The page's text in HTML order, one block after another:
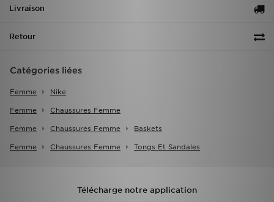
Livraison
Retour
Catégories liées
Femme Nike
Femme Chaussures Femme
Femme Chaussures Femme Baskets
Femme Chaussures Femme Tongs Et Sandales
Télécharge notre application